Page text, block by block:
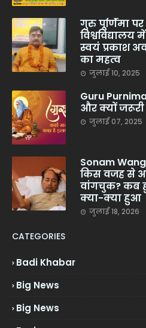
गुरु पूर्णिमा पर
विश्वविद्यालय
स्वयं प्रकाश
का महत्व
जुलाई 10, 2025
Guru
और क्यों जरूरी
जुलाई 07, 2025
Sonam
किस वजह से
वांगचुक? कब
क्या-क्या हुआ
जुलाई 18, 2026
CATEGORIES
Badi Khabar
Big News
Big News